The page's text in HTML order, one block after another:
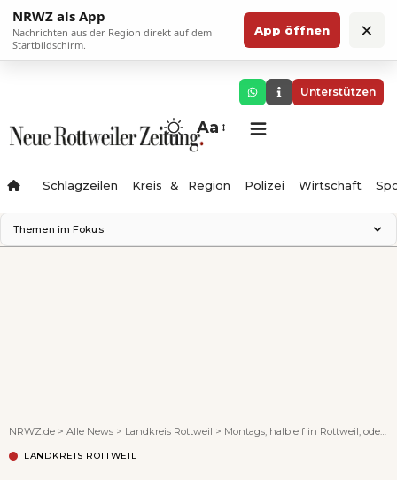
NRWZ als App
Nachrichten aus der Region direkt auf dem
Startbildschirm.
App öffnen ×
Unterstützen
Aa
Schlagzeilen Kreis & Region Polizei Wirtschaft
Themen im Fokus
NRWZ.de > Alle News > Landkreis Rottweil > Montags, halb elf in Rottweil, oder: Von einem Familienvater, der kein Eis, aber viele Antworten bekam
LANDKREIS ROTTWEIL